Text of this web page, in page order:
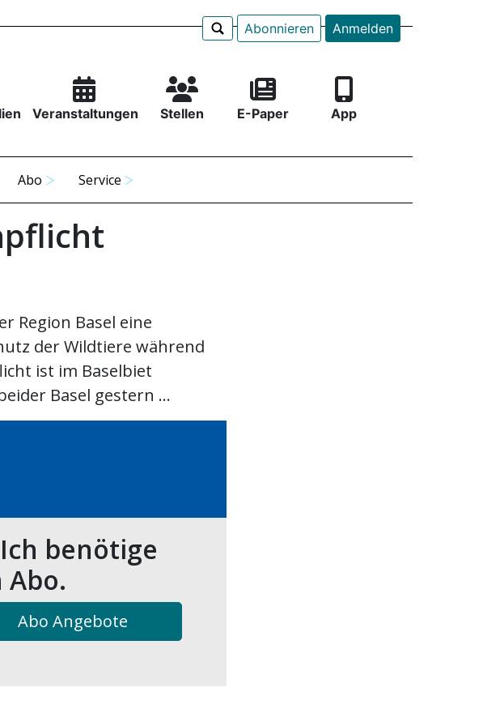
Abonnieren Anmelden
Veranstaltungen Stellen E-Paper App
Abo Service
Region Basel eine
der Wildtiere während
ist im Baselbiet
Basel gestern ...
Ich benötige
Abo.
Abo Angebote